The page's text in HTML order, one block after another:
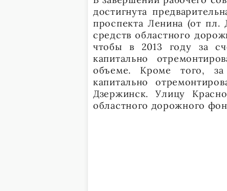
достигнута
проспекта Ленина (от пл.
средств областного
чтобы в 2013 году за
капитально
объеме. Кроме того, за
капитально
Дзержинск. Улицу
областного дорожного